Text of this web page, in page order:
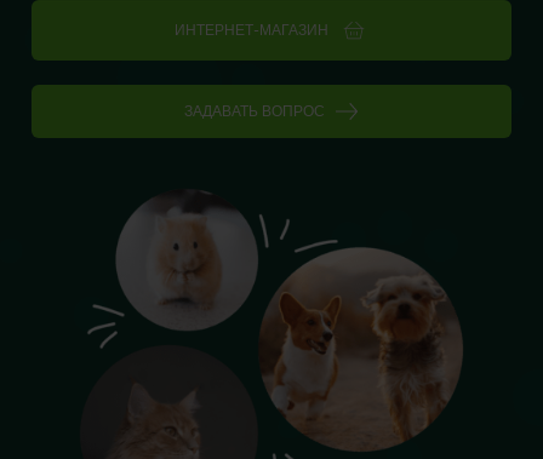
ИНТЕРНЕТ-МАГАЗИН
ЗАДАВАТЬ ВОПРОС